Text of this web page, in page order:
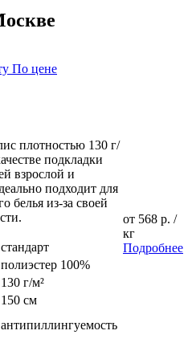
По цене
плотностью 130 г/
подкладки
взрослой и
подходит для
белья из-за своей
стандарт
полиэстер 100%
130 г/м²
150 см
антипиллингуемость
от 568 р. /
кг
Подробнее